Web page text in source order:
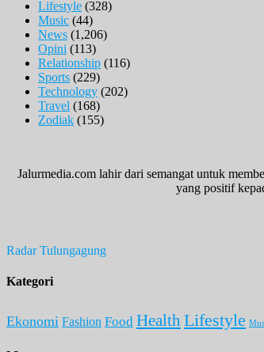
Lifestyle (328)
Music (44)
News (1,206)
Opini (113)
Relationship (116)
Sports (229)
Technology (202)
Travel (168)
Zodiak (155)
Jalurmedia.com lahir dari semangat untuk
yang positif
Radar Tulungagung
Kategori
Ekonomi Fashion Food Health Lifestyle